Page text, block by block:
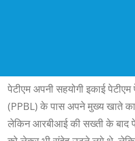
पेटीएम अपनी सहयोगी इकाई
(PPBL) के पास अपने मुख्य खाते
लेकिन आरबीआई की सख्ती के बाद